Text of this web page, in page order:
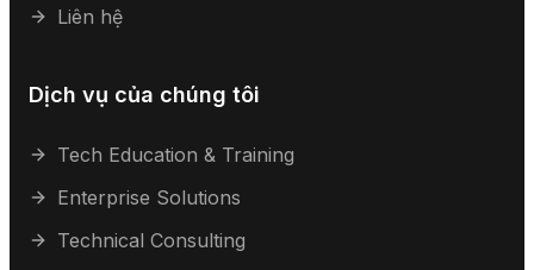
Liên hệ
Dịch vụ của chúng tôi
Tech Education & Training
Enterprise Solutions
Technical Consulting